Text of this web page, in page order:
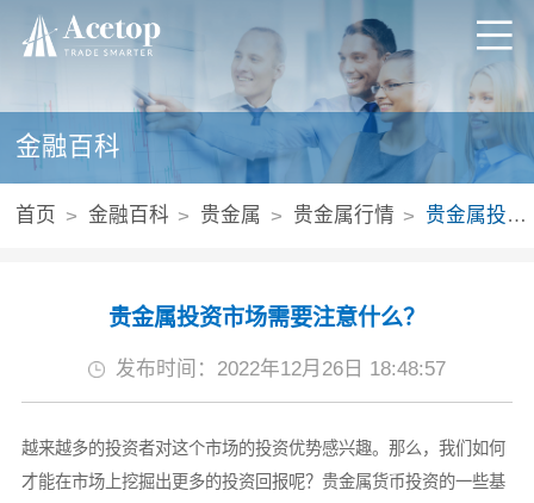
金融百科
首页 金融百科 贵金属 贵金属行情 贵金属投资市场需要注意什么？
贵金属投资市场需要注意什么？
发布时间：2022年12月26日 18:48:57
越来越多的投资者对这个市场的投资优势感兴趣。那么，我们如何
才能在市场上挖掘出更多的投资回报呢？贵金属货币投资的一些基